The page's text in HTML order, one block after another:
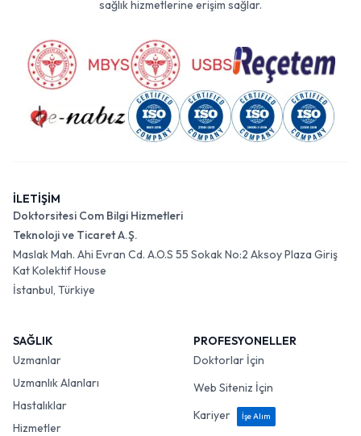
sağlık hizmetlerine erişim sağlar.
İLETİŞİM
Doktorsitesi Com Bilgi Hizmetleri
Teknoloji ve Ticaret A.Ş.
Maslak Mah. Ahi Evran Cd. A.O.S 55 Sokak No:2 Aksoy Plaza Giriş
Kat Kolektif House
İstanbul, Türkiye
SAĞLIK
Uzmanlar
Uzmanlık Alanları
Hastalıklar
Hizmetler
PROFESYONELLER
Doktorlar İçin
Web Siteniz İçin
Kariyer
İşe Alım